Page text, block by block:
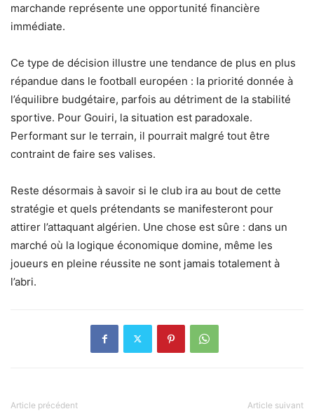
marchande représente une opportunité financière
immédiate.
Ce type de décision illustre une tendance de plus en plus
répandue dans le football européen : la priorité donnée à
l’équilibre budgétaire, parfois au détriment de la stabilité
sportive. Pour Gouiri, la situation est paradoxale.
Performant sur le terrain, il pourrait malgré tout être
contraint de faire ses valises.
Reste désormais à savoir si le club ira au bout de cette
stratégie et quels prétendants se manifesteront pour
attirer l’attaquant algérien. Une chose est sûre : dans un
marché où la logique économique domine, même les
joueurs en pleine réussite ne sont jamais totalement à
l’abri.
Article précédent Article suivant